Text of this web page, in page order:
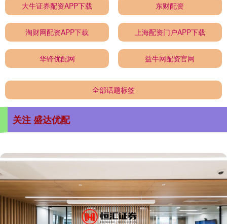
大牛证券配资APP下载 东财配资
淘财网配资APP下载 上海配资门户APP下载
华锋优配网 益牛网配资官网
全部话题标签
关注 盛达优配